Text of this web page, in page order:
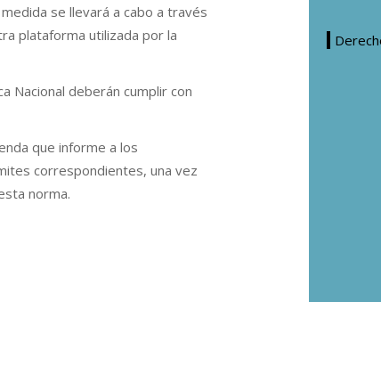
se llevará a cabo a través
plataforma utilizada por la
Nacional deberán cumplir con
que informe a los
correspondientes, una vez
norma.